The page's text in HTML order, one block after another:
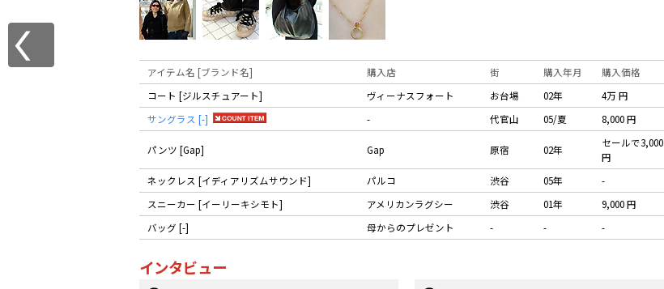
アイテム名 [ブランド名] 購入店 街 購入年月
購入価格
コート [ジルスチュアート]
ヴィーナスフォート お台場 02年
4万 円
サングラス [-]
- 代官山 05/夏 8,000 円
パンツ [Gap] Gap 原宿 02年
セールで3,000
円
ネックレス [イディアリズムサウンド]
パルコ 渋谷 05年
-
スニーカー [イーリーキシモト]
アメリカンラグシー 渋谷 01年
9,000 円
バッグ [-]
母からのプレゼント - - -
インタビュー